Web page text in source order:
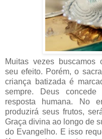
Muitas vezes buscamos
seu efeito. Porém, o
criança batizada é
sempre. Deus
resposta humana. No
produzirá seus frutos,
Graça divina ao longo de
do Evangelho. E isso